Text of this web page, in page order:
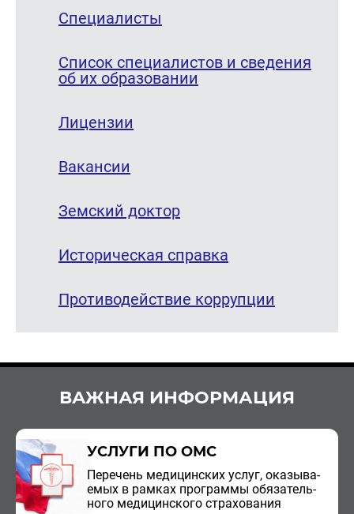
Специалисты
Список специалистов и сведения
об их образовании
Лицензии
Вакансии
Земский доктор
Историческая справка
Противодействие коррупции
ВАЖНАЯ ИНФОРМАЦИЯ
УСЛУГИ ПО ОМС
Пе­ре­чень ме­ди­цин­ских услуг, ока­зы­ва­
е­мых в рам­ках про­грам­мы обя­за­тель­
но­го ме­ди­цин­ско­го стра­хо­ва­ния